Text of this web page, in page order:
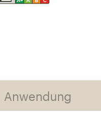
Anwendung